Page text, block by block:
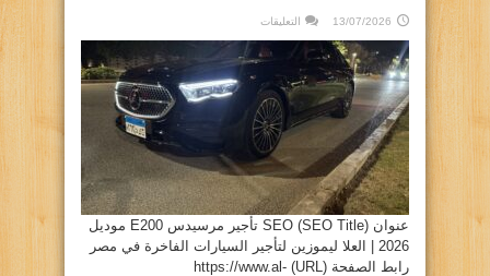
13/07/2026 التعليقات
سيارات
مرسيدس
E200
بالسائق
2026
العلا
ليموزين
مغلقة
عنوان SEO (SEO Title) تأجير مرسيدس E200 موديل
2026 | العلا ليموزين لتأجير السيارات الفاخرة في مصر
رابط الصفحة (URL) https://www.al-